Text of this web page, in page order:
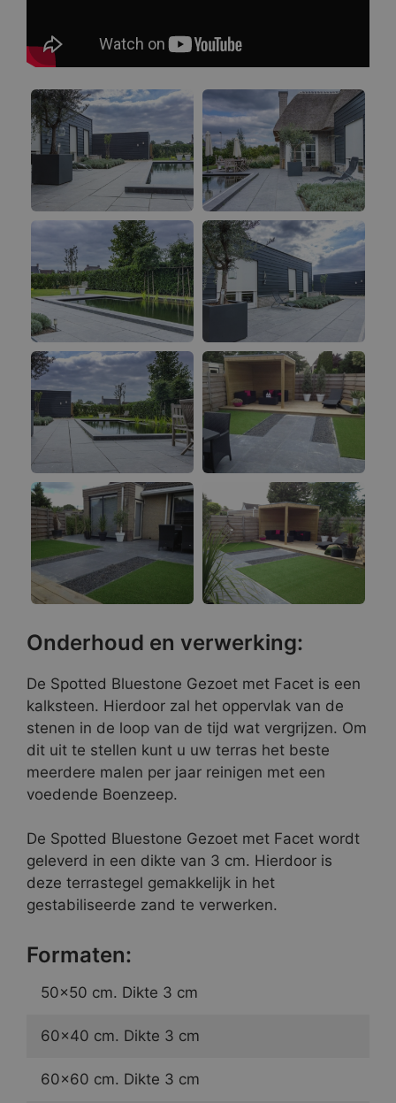
Onderhoud en verwerking:
De Spotted Bluestone Gezoet met Facet is een
kalksteen. Hierdoor zal het oppervlak van de
stenen in de loop van de tijd wat vergrijzen. Om
dit uit te stellen kunt u uw terras het beste
meerdere malen per jaar reinigen met een
voedende Boenzeep.
De Spotted Bluestone Gezoet met Facet wordt
geleverd in een dikte van 3 cm. Hierdoor is
deze terrastegel gemakkelijk in het
gestabiliseerde zand te verwerken.
Formaten:
50×50 cm. Dikte 3 cm
60×40 cm. Dikte 3 cm
60×60 cm. Dikte 3 cm